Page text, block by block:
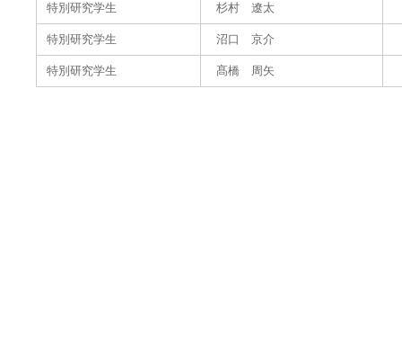
特別研究学生 杉村 遼太
特別研究学生 沼口 京介
特別研究学生 髙橋 周矢